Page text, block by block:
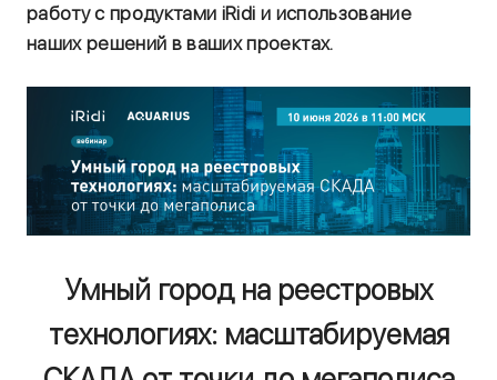
работу с продуктами iRidi и использование
наших решений в ваших проектах.
Умный город на реестровых
технологиях: масштабируемая